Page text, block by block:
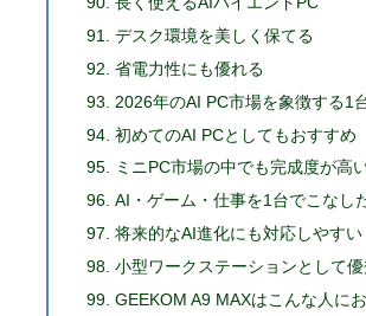
デスク環境を美しく保てる
省電力性にも優れる
2026年のAI PC市場を象徴する1
初めてのAI PCとしてもおすすめ
ミニPC市場の中でも完成度が高
AI・ゲーム・仕事を1台でこなし
将来的なAI進化にも対応しやすい
小型ワークステーションとして優
GEEKOM A9 MAXはこんな人に